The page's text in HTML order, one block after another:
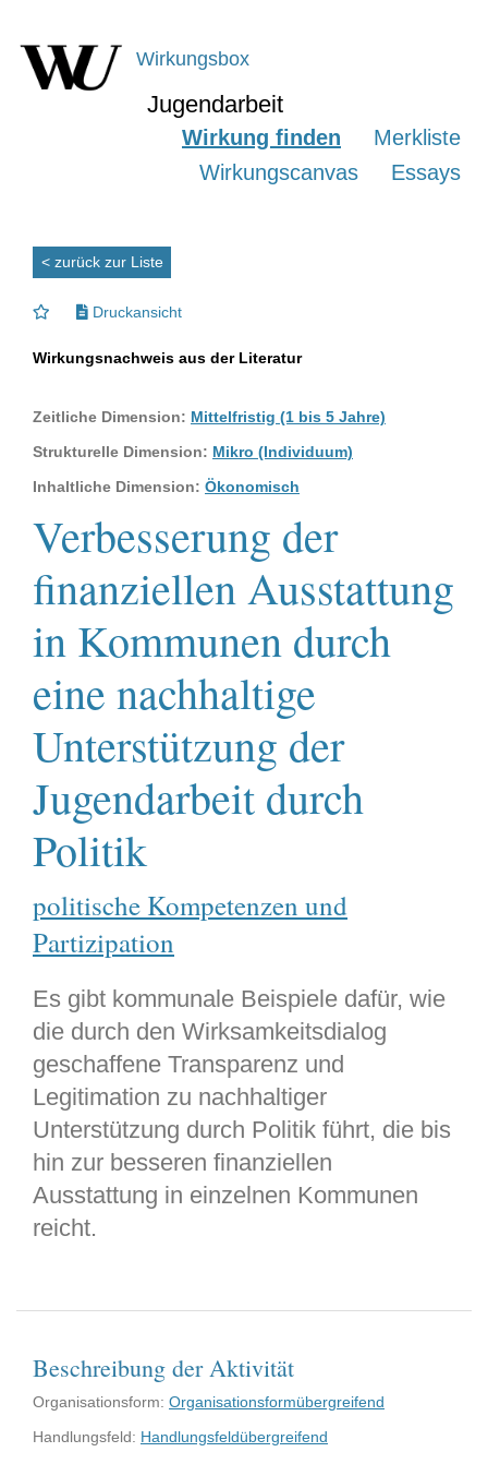
Wirkungsbox
Jugendarbeit
Wirkung finden
Merkliste
Wirkungscanvas
Essays
< zurück zur Liste
Druckansicht
Wirkungsnachweis aus der Literatur
Zeitliche Dimension: Mittelfristig (1 bis 5 Jahre)
Strukturelle Dimension: Mikro (Individuum)
Inhaltliche Dimension: Ökonomisch
Verbesserung der
finanziellen Ausstattung
in Kommunen durch
eine nachhaltige
Unterstützung der
Jugendarbeit durch
Politik
politische Kompetenzen und
Partizipation
Es gibt kommunale Beispiele dafür, wie
die durch den Wirksamkeitsdialog
geschaffene Transparenz und
Legitimation zu nachhaltiger
Unterstützung durch Politik führt, die bis
hin zur besseren finanziellen
Ausstattung in einzelnen Kommunen
reicht.
Beschreibung der Aktivität
Organisationsform: Organisationsformübergreifend
Handlungsfeld: Handlungsfeldübergreifend